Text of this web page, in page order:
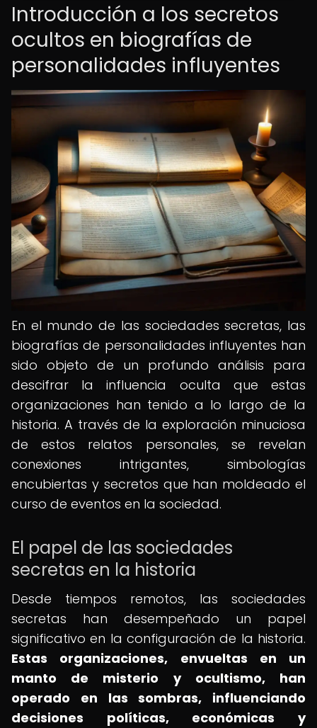
Introducción a los secretos
ocultos en biografías de
personalidades influyentes
En el mundo de las sociedades secretas, las
biografías de personalidades influyentes han
sido objeto de un profundo análisis para
descifrar la influencia oculta que estas
organizaciones han tenido a lo largo de la
historia. A través de la exploración minuciosa
de estos relatos personales, se revelan
conexiones intrigantes, simbologías
encubiertas y secretos que han moldeado el
curso de eventos en la sociedad.
El papel de las sociedades
secretas en la historia
Desde tiempos remotos, las sociedades
secretas han desempeñado un papel
significativo en la configuración de la historia.
Estas organizaciones, envueltas en un
manto de misterio y ocultismo, han
operado en las sombras, influenciando
decisiones políticas, económicas y